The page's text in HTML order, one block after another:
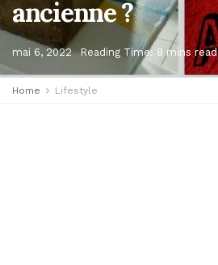
ancienne ?
mai 6, 2022 Reading Time: 8 mins read
Home Lifestyle